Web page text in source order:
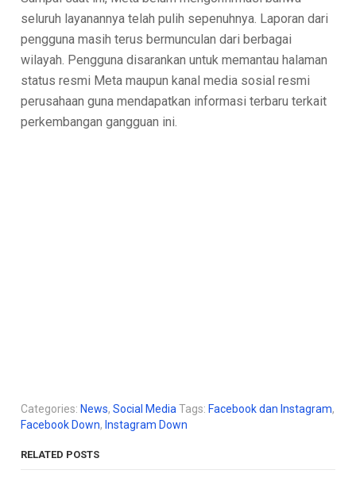
seluruh layanannya telah pulih sepenuhnya. Laporan dari
pengguna masih terus bermunculan dari berbagai
wilayah. Pengguna disarankan untuk memantau halaman
status resmi Meta maupun kanal media sosial resmi
perusahaan guna mendapatkan informasi terbaru terkait
perkembangan gangguan ini.
Categories: News,Social Media Tags: Facebook dan Instagram,
Facebook Down, Instagram Down
RELATED POSTS